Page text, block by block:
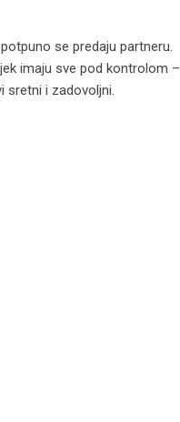
se predaju partneru.
imaju sve pod kontrolom –
sretni i zadovoljni.